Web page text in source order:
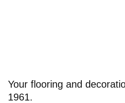
Your flooring and
1961.